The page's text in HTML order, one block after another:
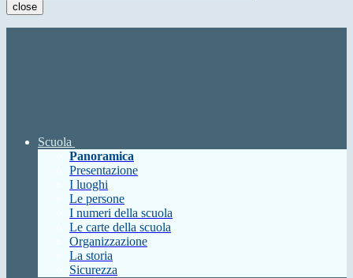
close
Scuola
Panoramica
Presentazione
I luoghi
Le persone
I numeri della scuola
Le carte della scuola
Organizzazione
La storia
Sicurezza